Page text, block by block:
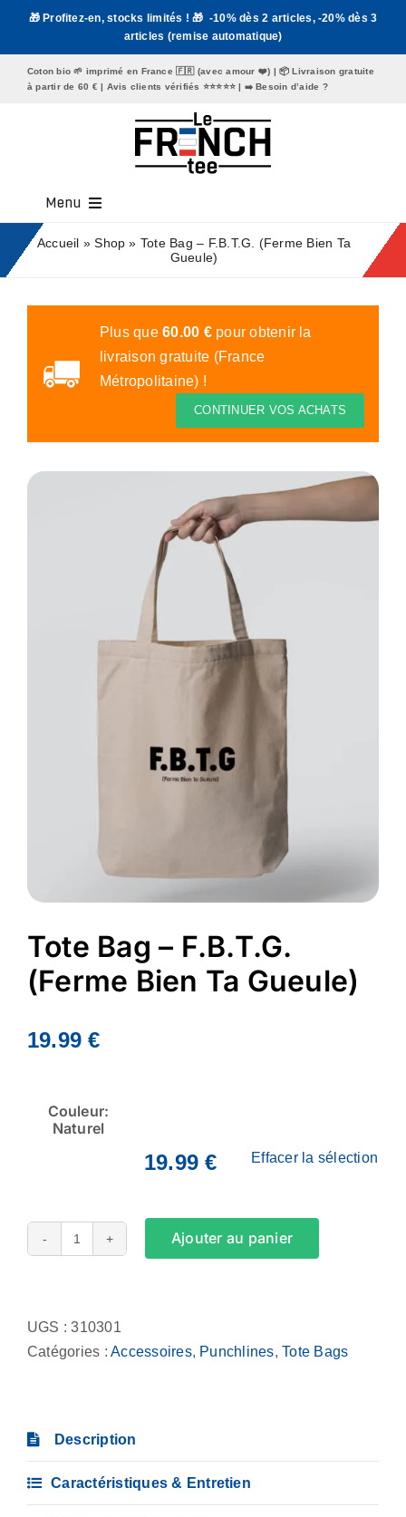
Passer🎁 Profitez-en, stocks limités ! 🎁 -10% dès 2 articles, -20% dès 3
articles (remise automatique)
Coton bio 🌱 imprimé en France 🇫🇷 (avec amour ❤️) | 📦 Livraison gratuite
à partir de 60 € | Avis clients vérifiés ⭐️⭐️⭐️⭐️⭐️ | ➡️Besoin d’aide ?
Menu
Tee Shirt Homme
Tote Bags
Accueil »Shop » Tote Bag – F.B.T.G. (Ferme Bien Ta
Gueule)
Plus que60.00 €pour obtenir la
livraison gratuite (France
Métropolitaine) !
CONTINUER VOS ACHATS
Tote Bag – F.B.T.G.
(Ferme Bien Ta Gueule)
19.99€
Couleur:
Naturel
19.99€ Effacer la sélection
quantité
Bag
-
Ta
Ajouter au panier
UGS :310301
Catégories :Accessoires, Punchlines,Tote Bags
Description
Caractéristiques & Entretien